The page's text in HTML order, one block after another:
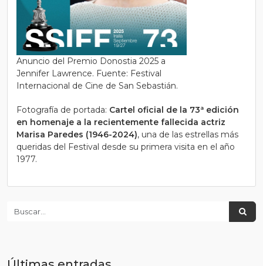
Anuncio del Premio Donostia 2025 a
Jennifer Lawrence. Fuente: Festival
Internacional de Cine de San Sebastián.
Fotografía de portada: Cartel oficial de la 73ª edición
en homenaje a la recientemente fallecida actriz
Marisa Paredes (1946-2024), una de las estrellas más
queridas del Festival desde su primera visita en el año
1977.